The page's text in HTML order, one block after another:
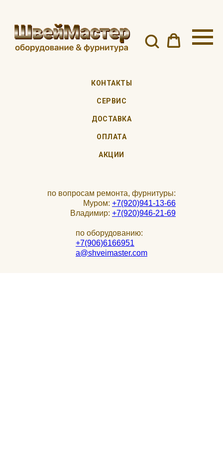
КОНТАКТЫ
СЕРВИС
ДОСТАВКА
ОПЛАТА
АКЦИИ
по вопросам ремонта, фурнитуры:
Муром: +7(920)941-13-66
Владимир: +7(920)946-21-69
по оборудованию:
+7(906)6166951
a@shveimaster.com